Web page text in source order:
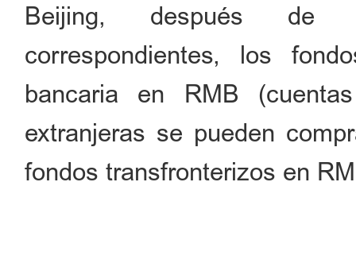
Beijing, después de
correspondientes, los
bancaria en RMB
extranjeras se pueden
fondos transfronterizos en